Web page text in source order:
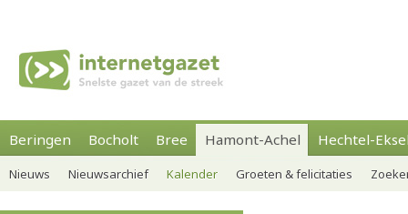
Beringen Bocholt Bree Hamont-Achel Hechtel-
Nieuws Nieuwsarchief Kalender Groeten & felicitaties